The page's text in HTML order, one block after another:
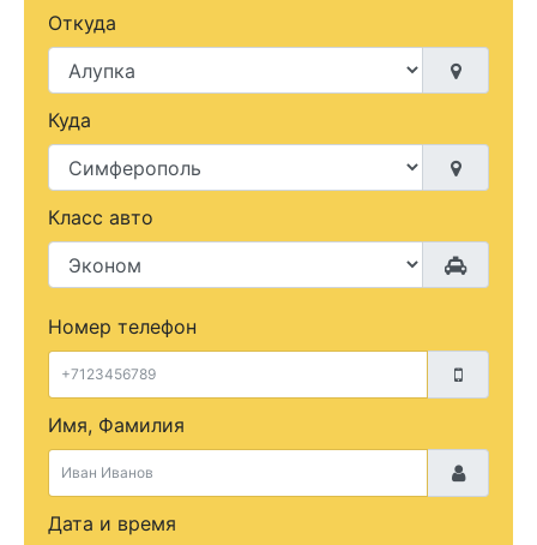
Откуда
Куда
Класс авто
Номер телефон
Имя, Фамилия
Дата и время